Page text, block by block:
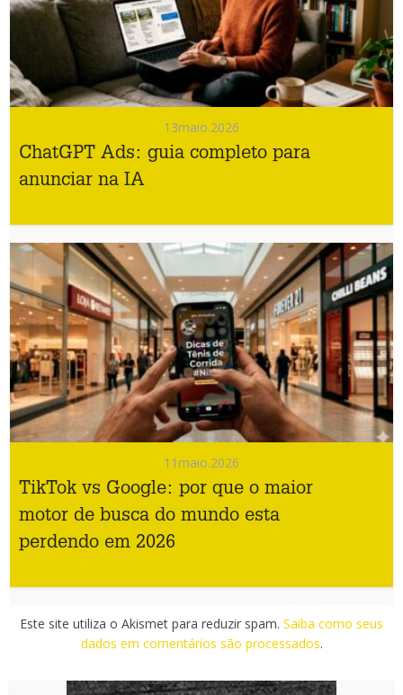
13maio.2026
ChatGPT Ads: guia completo para
anunciar na IA
11maio.2026
TikTok vs Google: por que o maior
motor de busca do mundo esta
perdendo em 2026
Este site utiliza o Akismet para reduzir spam. Saiba como seus
dados em comentários são processados.